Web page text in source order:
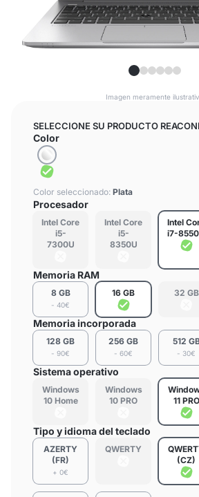
Imagen meramente
SELECCIONE SU PRODUCTO
Color
Color seleccionado: Plata
Procesador
Intel Core
i5-
7300U
Intel Core
i5-
8350U
Intel
i7-
Memoria RAM
8 GB
- 40€
16 GB 32 GB
Memoria incorporada
128 GB
- 90€
256 GB
- 60€
512
- 30€
Sistema operativo
Windows
10 Home
Windows
10 PRO
11 PRO
Tipo y idioma del teclado
AZERTY
(FR)
+ 0€
QWERTY
(CZ)